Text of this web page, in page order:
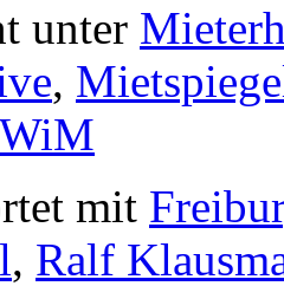
unter
,
WiM
mit
, Ralf